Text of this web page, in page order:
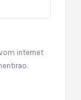
internet